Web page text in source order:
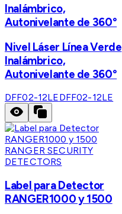
Inalámbrico,
Autonivelante de 360°
Nivel Láser Línea Verde
Inalámbrico,
Autonivelante de 360°
DFF02-12LEDFF02-12LE
RANGER SECURITY
DETECTORS
Label para Detector
RANGER1000 y 1500